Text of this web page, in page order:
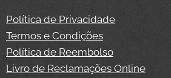
Política de Privacidade
Termos e Condições
Política de Reembolso
Livro de Reclamações Online